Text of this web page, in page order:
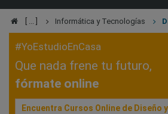
Informática y Tecnologías
Videojuegos
#YoEstudioEnCasa
Que nada frene tu futuro,
fórmate online
Encuentra Cursos Online de Diseño